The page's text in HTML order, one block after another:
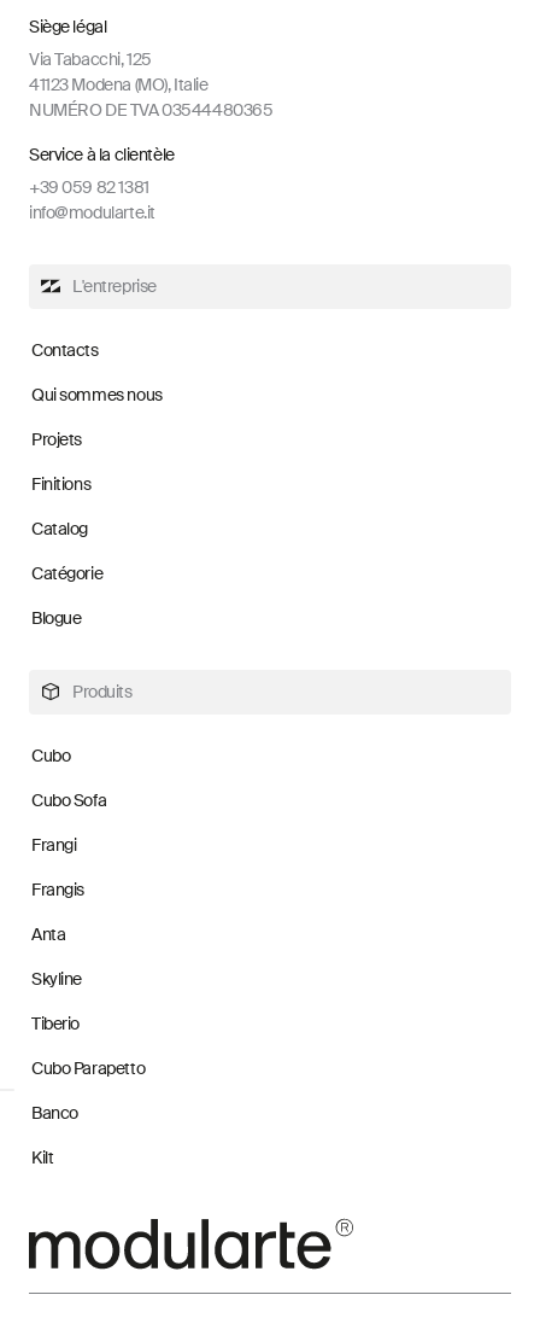
Siège légal
Via Tabacchi, 125
41123 Modena (MO), Italie
NUMÉRO DE TVA 03544480365
Service à la clientèle
+39 059 82 1381
info@modularte.it
L'entreprise
Contacts
Qui sommes nous
Projets
Finitions
Catalog
Catégorie
Blogue
Produits
Cubo
Cubo Sofa
Frangi
Frangis
Anta
Skyline
Tiberio
Cubo Parapetto
Banco
Kilt